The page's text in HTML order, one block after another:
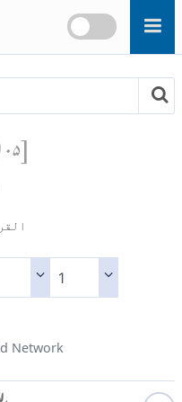
Skip to main content
[۱۰۵
Network